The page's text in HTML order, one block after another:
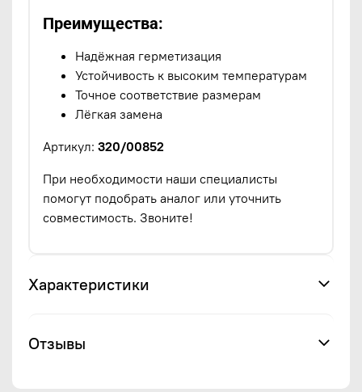
Преимущества:
Надёжная герметизация
Устойчивость к высоким температурам
Точное соответствие размерам
Лёгкая замена
Артикул: 320/00852
При необходимости наши специалисты
помогут подобрать аналог или уточнить
совместимость. Звоните!
Характеристики
Отзывы